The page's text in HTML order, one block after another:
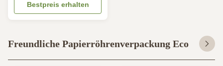
Lebensmittelverpackungen
für Süßigkeiten und
Bestpreis erhalten
Freundliche Papierröhrenverpackung Eco